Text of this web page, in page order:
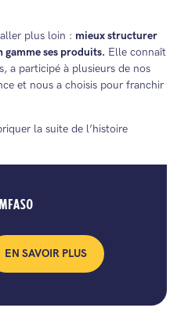
plus loin : mieux structurer
ses produits. Elle connaît
a participé à plusieurs de nos
et nous a choisis pour franchir
la suite de l’histoire
EN SAVOIR PLUS